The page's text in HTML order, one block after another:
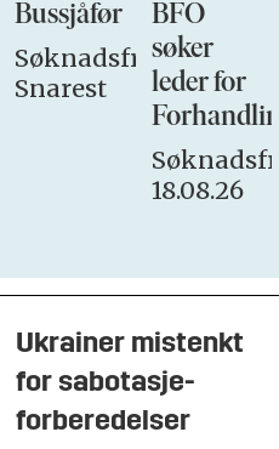
Bussjåfør
Søknadsfrist:
Snarest
BFO
søker
leder for
18.08.26
Ukrainer mistenkt
for sabotasje-
forberedelser